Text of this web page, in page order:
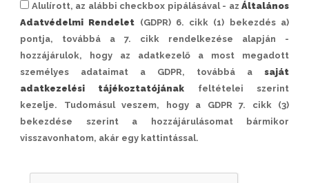
Alulírott, az alábbi checkbox pipálásával - az Általános
Adatvédelmi Rendelet (GDPR) 6. cikk (1) bekezdés a)
pontja, továbbá a 7. cikk rendelkezése alapján -
hozzájárulok, hogy az adatkezelő a most megadott
személyes adataimat a GDPR, továbbá a saját
adatkezelési tájékoztatójának feltételei szerint
kezelje. Tudomásul veszem, hogy a GDPR 7. cikk (3)
bekezdése szerint a hozzájárulásomat bármikor
visszavonhatom, akár egy kattintással.